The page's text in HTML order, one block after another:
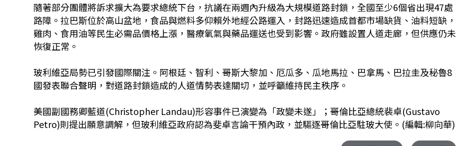
隨著部分團體將訴求擴大為要求總統下台，抗議在兩週內升級為大規模道路封鎖，全國至少6個省出現47處
路障。拉巴斯位於高山盆地，食品與燃料多仰賴外地經公路運入，封路迅速造成首都市場缺貨、油料短缺，
雞肉、食用油等民生必需品價格上漲，醫療氧氣與藥品運送也受到影響。政府雖設置人道走廊，但供應仍未
恢復正常。
玻利維亞局勢已引發國際關注。阿根廷、智利、哥斯大黎加、厄瓜多、瓜地馬拉、巴拿馬、巴拉圭及秘魯8
國發表聯合聲明，對道路封鎖造成的人道情勢表達關切，並呼籲維持民主秩序。
美國副國務卿藍道(Christopher Landau)形容事件已演變為「政變未遂」；哥倫比亞總統裴卓(Gustavo
Petro)則提出願意調解，但玻利維亞政府認為斐卓言論干預內政，並驅逐哥倫比亞駐玻大使。(編輯:柳向華)